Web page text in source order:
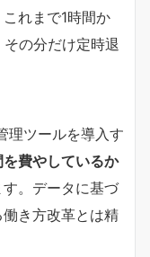
れまで1時間か
の分だけ定時退
理ツールを導入す
費やしているか
。データに基づ
き方改革とは精